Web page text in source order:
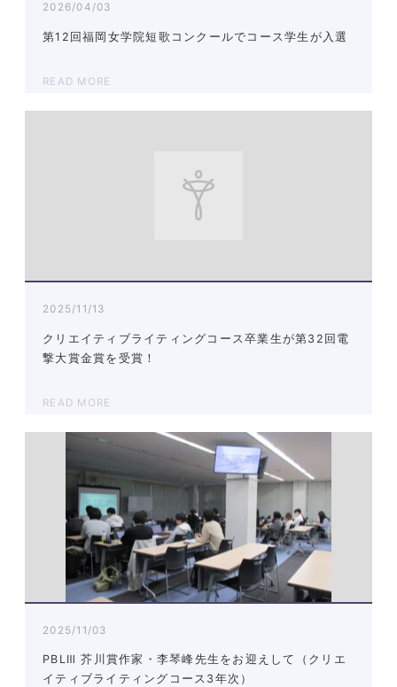
2026/04/03
第12回福岡女学院短歌コンクールでコース学生が入選
READ MORE
2025/11/13
クリエイティブライティングコース卒業生が第32回電
撃大賞金賞を受賞！
READ MORE
2025/11/03
PBLⅢ 芥川賞作家・李琴峰先生をお迎えして（クリエ
イティブライティングコース3年次）